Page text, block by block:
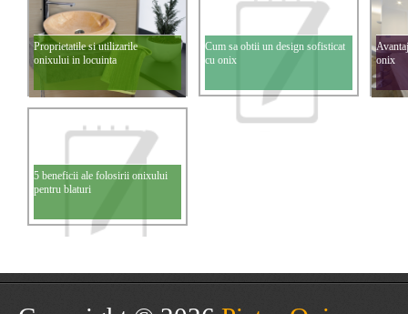
Proprietatile si utilizarile
onixului in locuinta
Cum sa obtii un design sofisticat
cu onix
onix
5 beneficii ale folosirii onixului
pentru blaturi